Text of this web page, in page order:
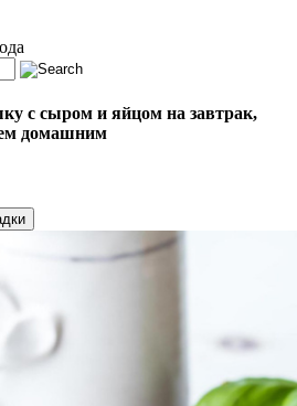
с сыром и яйцом на завтрак,
домашним